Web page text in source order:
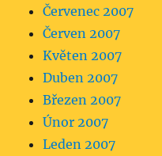
Červenec 2007
Červen 2007
Květen 2007
Duben 2007
Březen 2007
Únor 2007
Leden 2007